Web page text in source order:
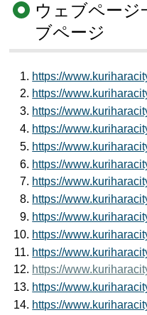
ウェブページ
ブページ
https://
https://
https://
https://
https://
https://
https://
https://
https://
https://
https://
https://
https://
https://